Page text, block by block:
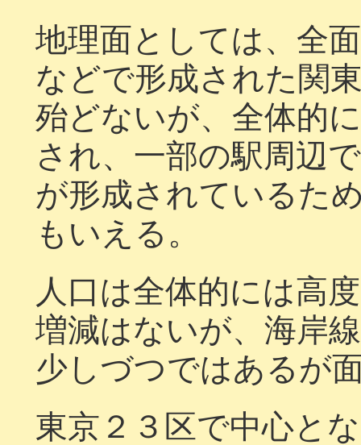
地理面としては、全
などで形成された関
殆どないが、全体的
され、一部の駅周辺
が形成されているた
もいえる。
人口は全体的には高
増減はないが、海岸
少しづつではあるが
東京２３区で中心と